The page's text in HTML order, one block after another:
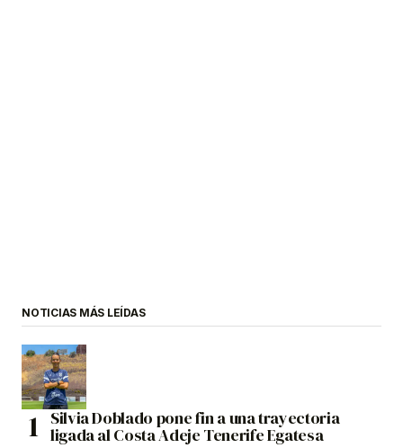
NOTICIAS MÁS LEÍDAS
Silvia Doblado pone fin a una trayectoria
ligada al Costa Adeje Tenerife Egatesa